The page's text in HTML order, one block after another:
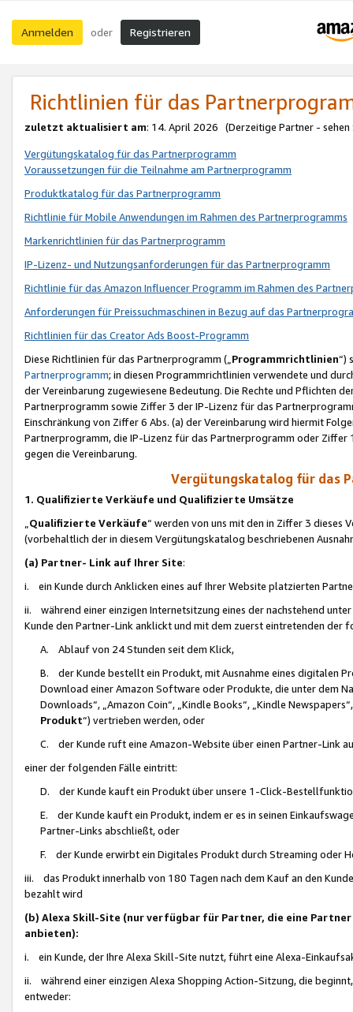
Anmelden oder Registrieren
Richtlinien für das
zuletzt aktualisiert am: 14. April 2026 (Derzeitige Partner - sehen
Vergütungskatalog für das Partnerprogramm
Voraussetzungen für die Teilnahme am Partnerprogramm
Produktkatalog für das Partnerprogramm
Richtlinie für Mobile Anwendungen im Rahmen des Partnerprogramms
Markenrichtlinien für das Partnerprogramm
IP-Lizenz- und Nutzungsanforderungen für das Partnerprogramm
Richtlinie für das Amazon Influencer Programm im Rahmen des
Anforderungen für Preissuchmaschinen in Bezug auf das
Richtlinien für das Creator Ads Boost-Programm
Diese Richtlinien für das Partnerprogramm („Programmrichtlinien“)
Partnerprogramm; in diesen Programmrichtlinien verwendete und
der Vereinbarung zugewiesene Bedeutung. Die Rechte und Pflichten
Partnerprogramm sowie Ziffer 3 der IP-Lizenz für das
Einschränkung von Ziffer 6 Abs. (a) der Vereinbarung wird hiermit
Partnerprogramm, die IP-Lizenz für das Partnerprogramm oder
gegen die Vereinbarung.
Vergütungskatalog für das
1. Qualifizierte Verkäufe und Qualifizierte Umsätze
Qualifizierte Verkäufe“ werden von uns mit den in Ziffer 3
(vorbehaltlich der in diesem Vergütungskatalog beschriebenen
(a) Partner- Link auf Ihrer Site:
i. ein Kunde durch Anklicken eines auf Ihrer Website platzierten
ii. während einer einzigen Internetsitzung eines der nachstehend
Kunde den Partner-Link anklickt und mit dem zuerst eintretenden der
A. Ablauf von 24 Stunden seit dem Klick,
B. der Kunde bestellt ein Produkt, mit Ausnahme eines digitalen
Download einer Amazon Software oder Produkte, die unter dem
Downloads“, „Amazon Coin“, „Kindle Books“, „Kindle
Produkt“) vertrieben werden, oder
C. der Kunde ruft eine Amazon-Website über einen Partner-Link
einer der folgenden Fälle eintritt:
D. der Kunde kauft ein Produkt über unsere 1-Click-
E. der Kunde kauft ein Produkt, indem er es in seinen
Partner-Links abschließt, oder
F. der Kunde erwirbt ein Digitales Produkt durch Streaming oder
iii. das Produkt innerhalb von 180 Tagen nach dem Kauf an den
bezahlt wird
(b) Alexa Skill-Site (nur verfügbar für Partner, die eine
anbieten):
i. ein Kunde, der Ihre Alexa Skill-Site nutzt, führt eine Alexa-
ii. während einer einzigen Alexa Shopping Action-Sitzung, die
entweder: